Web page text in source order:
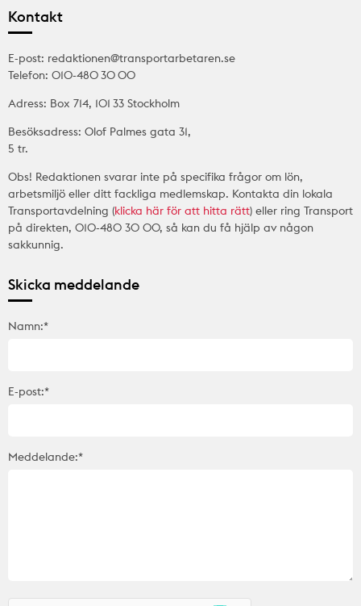
Kontakt
E-post: redaktionen@transportarbetaren.se
Telefon: 010-480 30 00
Adress: Box 714, 101 33 Stockholm
Besöksadress: Olof Palmes gata 31,
5 tr.
Obs! Redaktionen svarar inte på specifika frågor om lön,
arbetsmiljö eller ditt fackliga medlemskap. Kontakta din lokala
Transportavdelning (klicka här för att hitta rätt) eller ring Transport
på direkten, 010-480 30 00, så kan du få hjälp av någon
sakkunnig.
Skicka meddelande
Namn:*
E-post:*
Meddelande:*